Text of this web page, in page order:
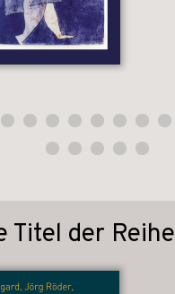
Titel der Reihe